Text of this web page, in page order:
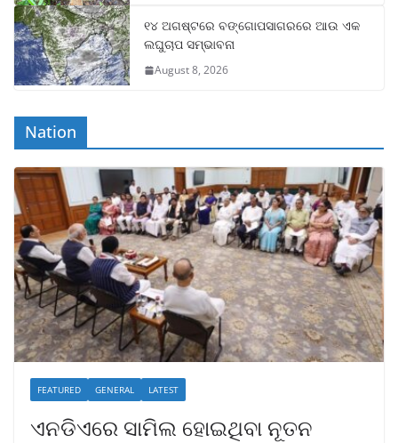
୧୪ ଅଗଷ୍ଟରେ ବଙ୍ଗୋପସାଗରରେ ଆଉ ଏକ
ଲଘୁଚାପ ସମ୍ଭାବନା
August 8, 2026
Nation
FEATURED GENERAL LATEST
ଏନଡିଏରେ ସାମିଲ ହୋଇଥିବା ନୂତନ